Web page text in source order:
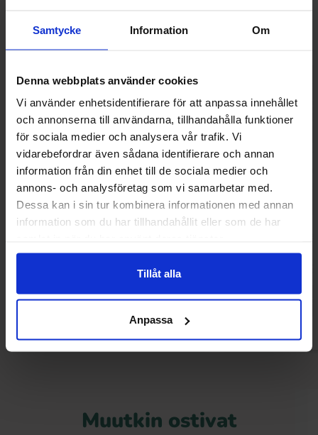
Samtycke Information Om
Denna webbplats använder cookies
Vi använder enhetsidentifierare för att anpassa innehållet
och annonserna till användarna, tillhandahålla funktioner
för sociala medier och analysera vår trafik. Vi
vidarebefordrar även sådana identifierare och annan
information från din enhet till de sociala medier och
annons- och analysföretag som vi samarbetar med.
Dessa kan i sin tur kombinera informationen med annan
information som du har tillhandahållit eller som de har
Tillåt alla
Anpassa
70g
3.97 EUR
Osta
Muutkin ostivat